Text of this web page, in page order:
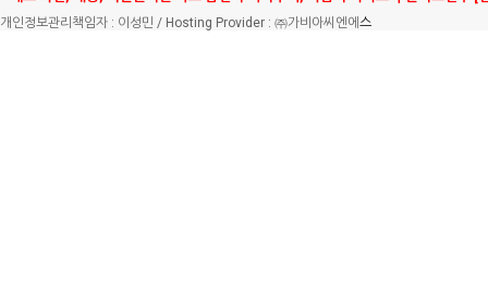
개인정보관리책임자 : 이성민 / Hosting Provider : ㈜가비아씨엔에 스